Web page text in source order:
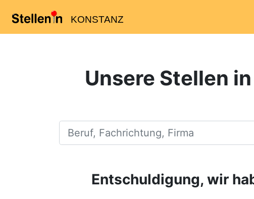
KONSTANZ
Unsere Stellen
Beruf, Fachrichtung, Firma
Entschuldigung, wir